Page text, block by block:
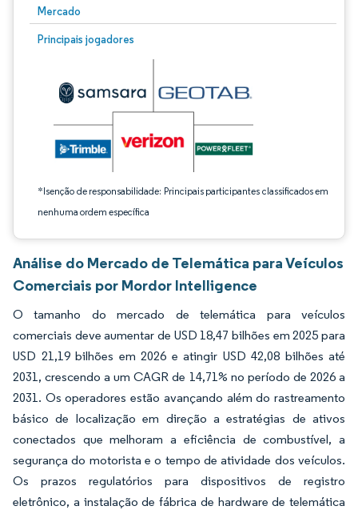
Mercado
Principais jogadores
*Isenção de responsabilidade: Principais participantes classificados em
nenhuma ordem específica
Imagem © Mordor Intelligence. O reuso requer atribuição conforme CC BY 4.0.
Análise do Mercado de Telemática para Veículos
Comerciais por Mordor Intelligence
O tamanho do mercado de telemática para veículos
comerciais deve aumentar de USD 18,47 bilhões em 2025 para
USD 21,19 bilhões em 2026 e atingir USD 42,08 bilhões até
2031, crescendo a um CAGR de 14,71% no período de 2026 a
2031. Os operadores estão avançando além do rastreamento
básico de localização em direção a estratégias de ativos
conectados que melhoram a eficiência de combustível, a
segurança do motorista e o tempo de atividade dos veículos.
Os prazos regulatórios para dispositivos de registro
eletrônico, a instalação de fábrica de hardware de telemática